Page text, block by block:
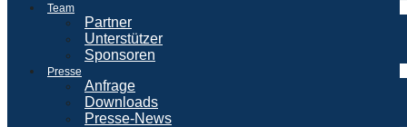
Team
Partner
Unterstützer
Sponsoren
Presse
Anfrage
Downloads
Presse-News